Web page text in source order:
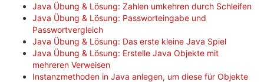
Java Übung & Lösung: Zahlen umkehren durch Schleifen
Java Übung & Lösung: Passworteingabe und
Passwortvergleich
Java Übung & Lösung: Das erste kleine Java Spiel
Java Übung & Lösung: Erstelle Java Objekte mit
mehreren Verweisen
Instanzmethoden in Java anlegen, um diese für Objekte